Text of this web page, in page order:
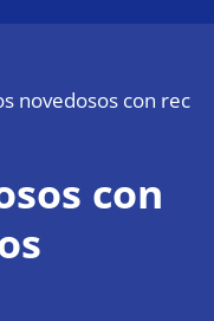
novedosos con rec
con